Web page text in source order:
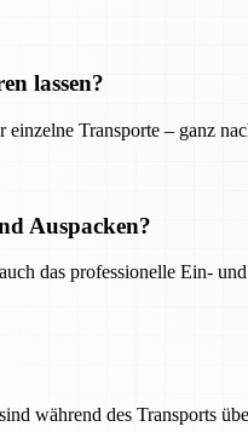
lassen?
Transporte – ganz
Auspacken?
das professionelle Ein-
während des Transports